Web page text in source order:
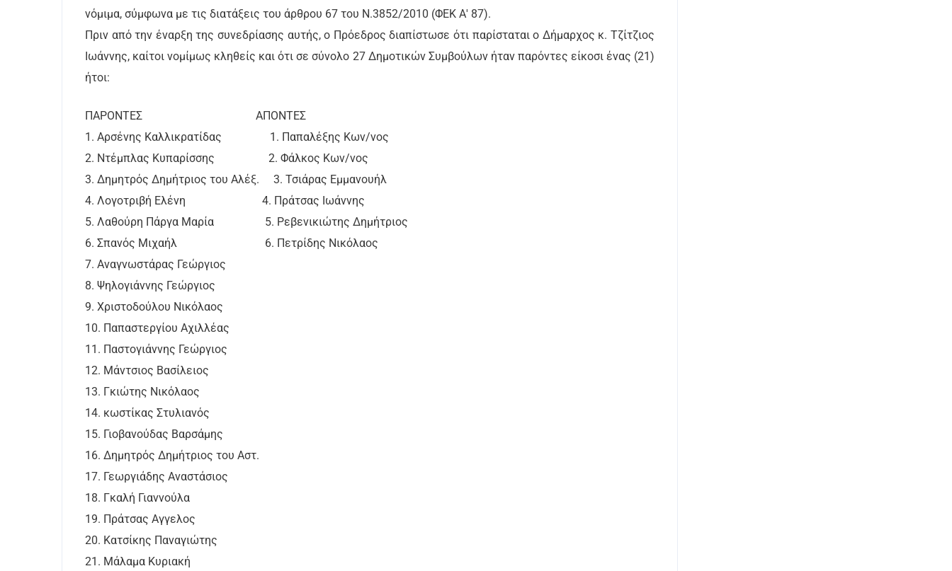
νόμιμα, σύμφωνα με τις διατάξεις του άρθρου 67 του Ν.3852/2010 (ΦΕΚ Α' 87).
Πριν από την έναρξη της συνεδρίασης αυτής, ο Πρόεδρος διαπίστωσε ότι παρίσταται ο Δήμαρχος κ. Τζίτζιος
Ιωάννης, καίτοι νομίμως κληθείς και ότι σε σύνολο 27 Δημοτικών Συμβούλων ήταν παρόντες είκοσι ένας (21)
ήτοι:
ΠΑΡΟΝΤΕΣ ΑΠΟΝΤΕΣ
1. Αρσένης Καλλικρατίδας 1. Παπαλέξης Κων/νος
2. Ντέμπλας Κυπαρίσσης 2. Φάλκος Κων/νος
3. Δημητρός Δημήτριος του Αλέξ. 3. Τσιάρας Εμμανουήλ
4. Λογοτριβή Ελένη 4. Πράτσας Ιωάννης
5. Λαθούρη Πάργα Μαρία 5. Ρεβενικιώτης Δημήτριος
6. Σπανός Μιχαήλ 6. Πετρίδης Νικόλαος
7. Αναγνωστάρας Γεώργιος
8. Ψηλογιάννης Γεώργιος
9. Χριστοδούλου Νικόλαος
10. Παπαστεργίου Αχιλλέας
11. Παστογιάννης Γεώργιος
12. Μάντσιος Βασίλειος
13. Γκιώτης Νικόλαος
14. κωστίκας Στυλιανός
15. Γιοβανούδας Βαρσάμης
16. Δημητρός Δημήτριος του Αστ.
17. Γεωργιάδης Αναστάσιος
18. Γκαλή Γιαννούλα
19. Πράτσας Αγγελος
20. Κατσίκης Παναγιώτης
21. Μάλαμα Κυριακή